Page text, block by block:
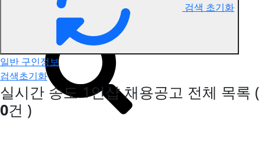
송도 1인샵 구인정보
검색 초기화
일반 구인정보
검색초기화
실시간 송도 1인샵 채용공고 전체 목록 (
0건 )